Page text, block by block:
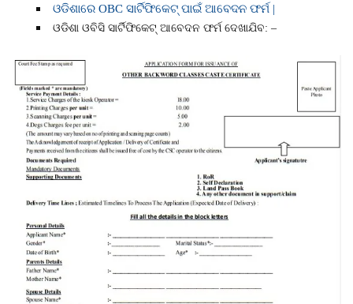
ଓଡିଶାରେ OBC ସାର୍ଟିଫିକେଟ୍ ପାଇଁ ଆବେଦନ ଫର୍ମ |
ଓଡିଶା ଓବିସି ସାର୍ଟିଫିକେଟ୍ ଆବେଦନ ଫର୍ମ ଦେଖାଯିବ: –